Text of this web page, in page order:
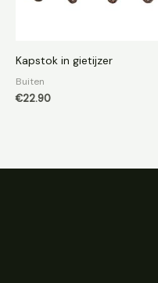
Kapstok in gietijzer
Buiten
€22.90